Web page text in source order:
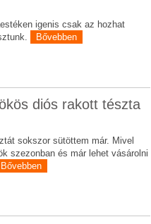
igenis csak az hozhat
Bővebben
diós rakott tészta
sokszor sütöttem már. Mivel
szezonban és már lehet vásárolni
Bővebben